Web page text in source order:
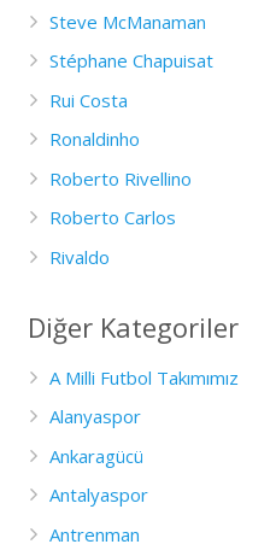
Steve McManaman
Stéphane Chapuisat
Rui Costa
Ronaldinho
Roberto Rivellino
Roberto Carlos
Rivaldo
Diğer Kategoriler
A Milli Futbol Takımımız
Alanyaspor
Ankaragücü
Antalyaspor
Antrenman